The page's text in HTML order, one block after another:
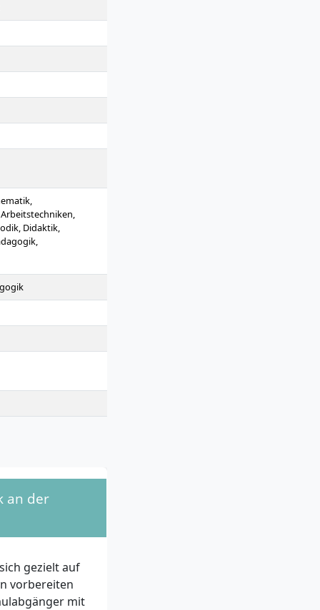
Didaktik,
an der
gezielt auf
vorbereiten
mit